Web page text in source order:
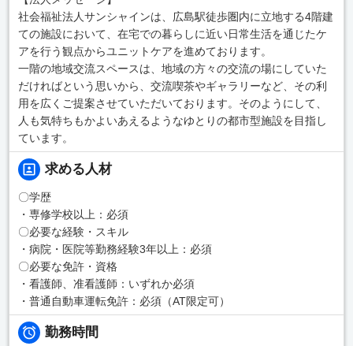
社会福祉法人サンシャインは、広島駅徒歩圏内に立地する4階建
ての施設において、在宅での暮らしに近い日常生活を通じたケ
アを行う観点からユニットケアを進めております。
一階の地域交流スペースは、地域の方々の交流の場にしていた
だければという思いから、交流喫茶やギャラリーなど、その利
用を広くご提案させていただいております。そのようにして、
人も気特ちもかよいあえるようなゆとりの都市型施設を目指し
ています。
求める人材
〇学歴
・専修学校以上：必須
〇必要な経験・スキル
・病院・医院等勤務経験3年以上：必須
〇必要な免許・資格
・看護師、准看護師：いずれか必須
・普通自動車運転免許：必須（AT限定可）
勤務時間